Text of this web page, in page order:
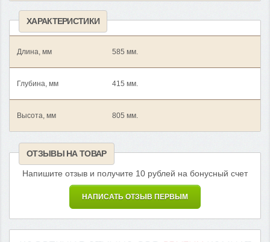
ХАРАКТЕРИСТИКИ
Длина, мм 585 мм.
Глубина, мм 415 мм.
Высота, мм 805 мм.
ОТЗЫВЫ НА ТОВАР
Напишите отзыв и получите 10 рублей на бонусный счет
НАПИСАТЬ ОТЗЫВ ПЕРВЫМ